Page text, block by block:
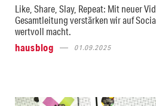
Like, Share, Slay, Repeat: Mit neuer
Gesamtleitung verstärken wir auf
wertvoll macht.
hausblog
01.09.2025